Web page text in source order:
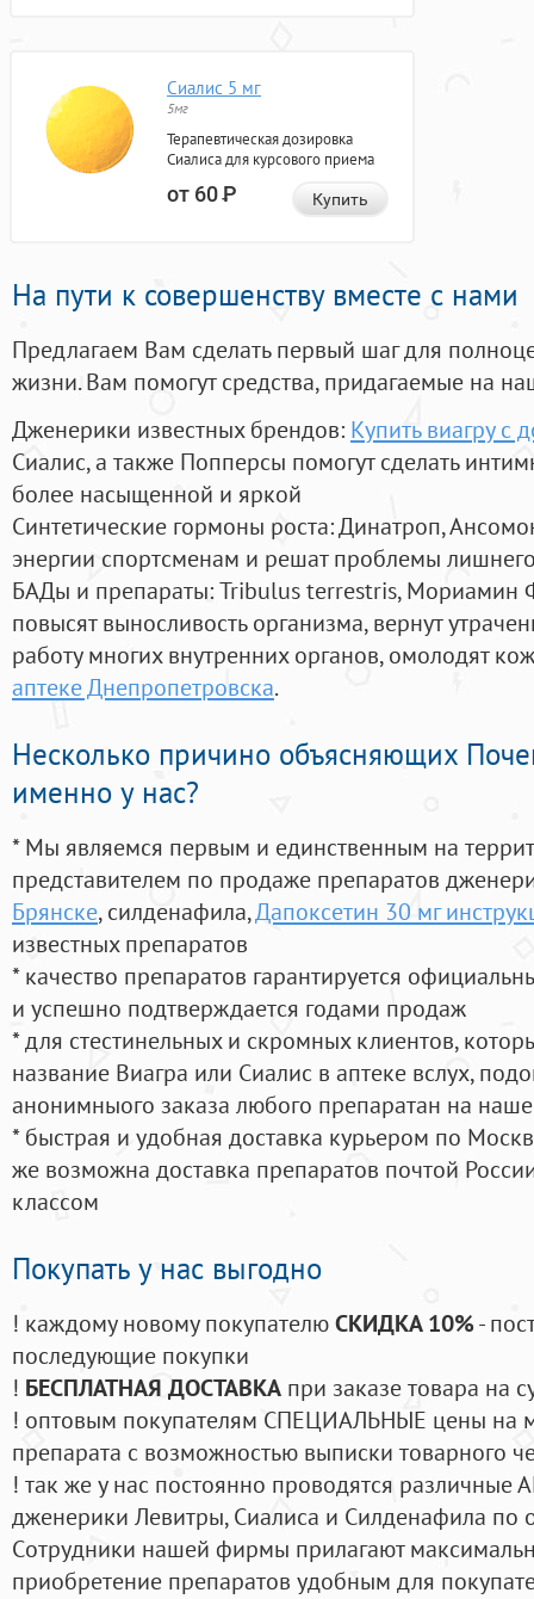
Сиалис 5 мг
5мг
Терапевтическая дозировка
Сиалиса для курсового приема
от 60Р Купить
На пути к совершенству вместе с нами
Предлагаем Вам сделать первый шаг для
жизни. Вам помогут средства, придагаемые на
Дженерики известных брендов: Купить виагру с
Сиалис, а также Попперсы помогут сделать
более насыщенной и яркой
Синтетические гормоны роста: Динатроп,
энергии спортсменам и решат проблемы
БАДы и препараты:Tribulus terrestris, Мориамин
повысят выносливость организма, вернут
работу многих внутренних органов, омолодят
аптеке Днепропетровска.
Несколько причино объясняющих
именно у нас?
* Мы являемся первым и единственным на
представителем по продаже препаратов
Брянске, силденафила,Дапоксетин 30 мг
известных препаратов
* качество препаратов гарантируется
и успешно подтверждается годами продаж
* для стестинельных и скромных клиентов,
название Виагра или Сиалис в аптеке вслух,
анонимныого заказа любого препаратан на
* быстрая и удобная доставка курьером по
же возможна доставка препаратов почтой
классом
Покупать у нас выгодно
! каждому новому покупателюСКИДКА 10%-
последующие покупки
! БЕСПЛАТНАЯ ДОСТАВКА при заказе товара на
! оптовым покупателям СПЕЦИАЛЬНЫЕ цены на
препарата с возможностью выписки товарного
! так же у нас постоянно проводятся
дженерики Левитры, Сиалиса и Силденафила по
Cотрудники нашей фирмы прилагают
приобретение препаратов удобным для